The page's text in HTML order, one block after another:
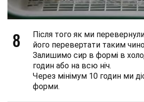
8
Після того як ми
його перевертати таким
Залишимо сир в формі в
годин або на всю ніч.
Через мінімум 10 годин ми
форми.